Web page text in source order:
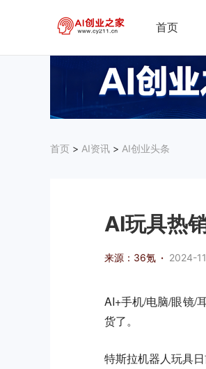
首页
首页 > AI资讯 > AI创业头条
AI玩具热
来源：36氪 · 2024-
AI+手机/电脑/眼镜/
货了。
特斯拉机器人玩具